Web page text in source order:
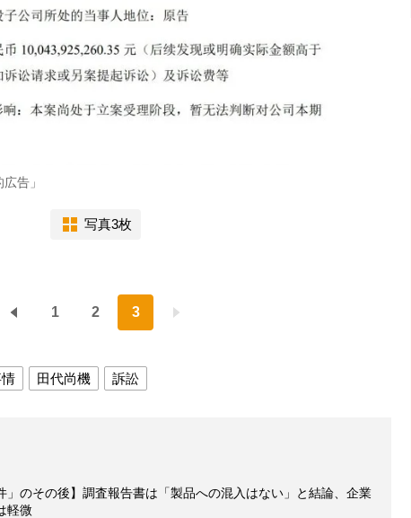
告」
写真3枚
1 2 3
田代尚機 訴訟
」のその後】調査報告書は「製品への混入はない」と結論、企業
軽微